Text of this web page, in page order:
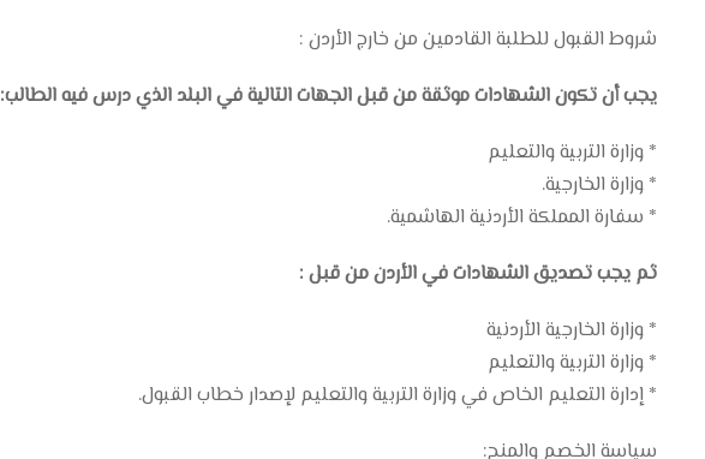
شروط القبول للطلبة القادمين من خارج الأردن :
يجب أن تكون الشهادات موثقة من قبل الجهات التالية في البلد الذي درس فيه الطالب:
* وزارة التربية والتعليم
* وزارة الخارجية.
* سفارة المملكة الأردنية الهاشمية.
ثم يجب تصديق الشهادات في الأردن من قبل :
* وزارة الخارجية الأردنية
* وزارة التربية والتعليم
* إدارة التعليم الخاص في وزارة التربية والتعليم لإصدار خطاب القبول.
سياسة الخصم والمنح: